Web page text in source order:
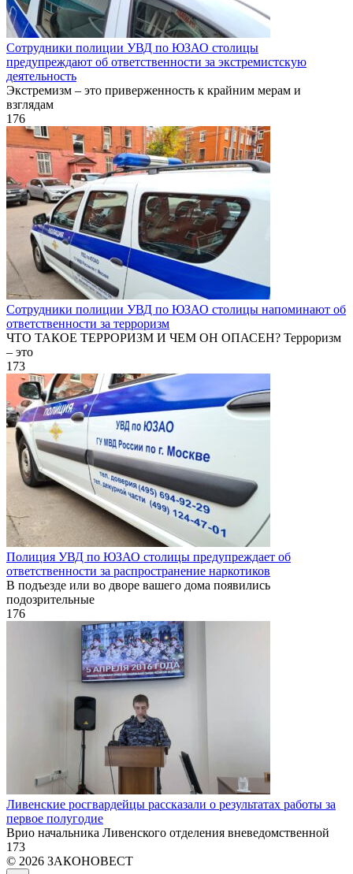
Сотрудники полиции УВД по ЮЗАО столицы
предупреждают об ответственности за экстремистскую
деятельность
Экстремизм – это приверженность к крайним мерам и
взглядам
176
Сотрудники полиции УВД по ЮЗАО столицы напоминают об
ответственности за терроризм
ЧТО ТАКОЕ ТЕРРОРИЗМ И ЧЕМ ОН ОПАСЕН? Терроризм
– это
173
Полиция УВД по ЮЗАО столицы предупреждает об
ответственности за распространение наркотиков
В подъезде или во дворе вашего дома появились
подозрительные
176
Ливенские росгвардейцы рассказали о результатах работы за
первое полугодие
Врио начальника Ливенского отделения вневедомственной
173
© 2026 ЗАКОНОВЕСТ